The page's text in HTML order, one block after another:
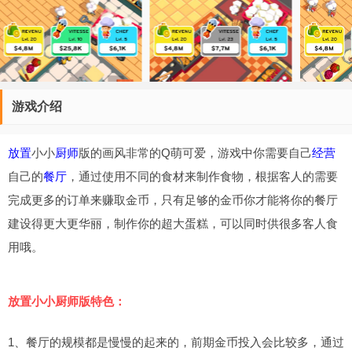
游戏介绍
放置小小厨师版的画风非常的Q萌可爱，游戏中你需要自己经营
自己的餐厅 ，通过使用不同的食材来制作食物，根据客人的需要
完成更多的订单来赚取金币，只有足够的金币你才能将你的餐厅
建设得更大更华丽，制作你的超大蛋糕，可以同时供很多客人食
用哦。
放置小小厨师版特色：
1、餐厅的规模都是慢慢的起来的，前期金币投入会比较多，通过